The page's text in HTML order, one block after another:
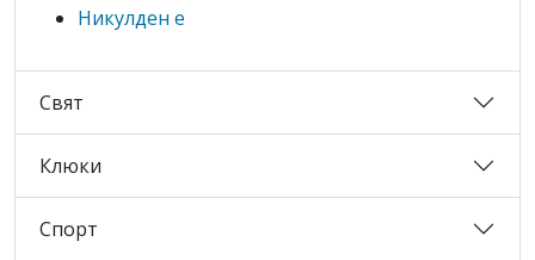
Никулден е
Свят
Клюки
Спорт